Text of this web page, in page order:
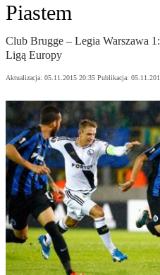
Piastem
Club Brugge – Legia Warszawa
Ligą Europy
Aktualizacja: 05.11.2015 20:35 Publikacja: